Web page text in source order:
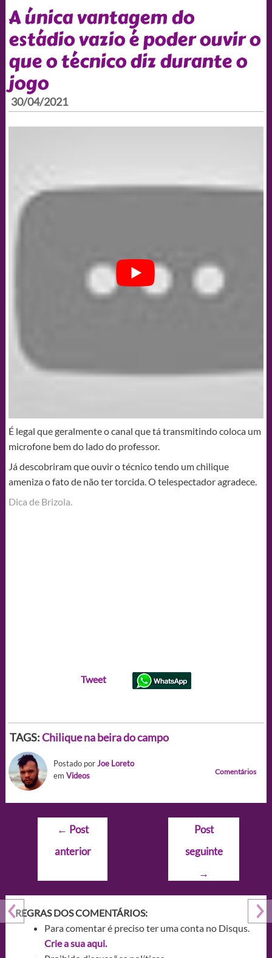
A única vantagem do
estádio vazio é poder ouvir o
que o técnico diz durante o
jogo
30/04/2021
É legal que geralmente o canal que tá transmitindo coloca um
microfone bem do lado do professor.
Já descobriram que ouvir o técnico tendo um chilique
ameniza o fato de não ter torcida. O telespectador agradece.
Dica de Brizola.
Tweet
TAGS:Chilique na beira do campo
Postado porJoe Loreto
em Videos Comentários
Navegação
Post
← Post
anterior
Post
seguinte
→
REGRAS DOS COMENTÁRIOS:
Para comentar é preciso ter uma conta no Disqus.
Crie a sua aqui.